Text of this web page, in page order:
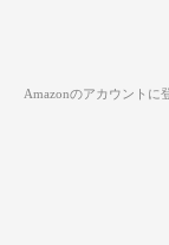
Amazonのアカウントに